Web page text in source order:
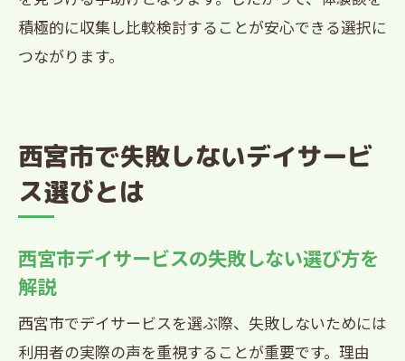
積極的に収集し比較検討することが安心できる選択に
つながります。
西宮市で失敗しないデイサービ
ス選びとは
西宮市デイサービスの失敗しない選び方を
解説
西宮市でデイサービスを選ぶ際、失敗しないためには
利用者の実際の声を重視することが重要です。理由